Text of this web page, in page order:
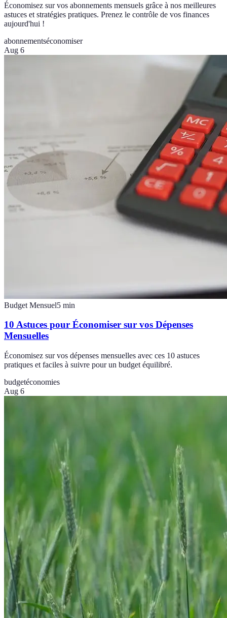
Économisez sur vos abonnements mensuels grâce à nos meilleures
astuces et stratégies pratiques. Prenez le contrôle de vos finances
aujourd'hui !
abonnementséconomiser
Aug 6
Budget Mensuel5 min
10 Astuces pour Économiser sur vos Dépenses
Mensuelles
Économisez sur vos dépenses mensuelles avec ces 10 astuces
pratiques et faciles à suivre pour un budget équilibré.
budgetéconomies
Aug 6